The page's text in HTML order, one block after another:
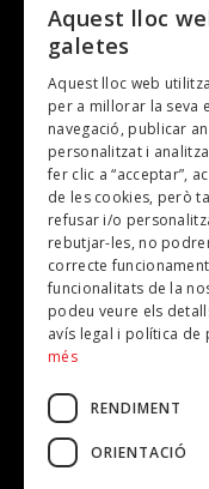
Entrevistes
Gastronomia
TV
Plans per fer
Revistes
SUBSCRIU-TE A LA
Correu electrònic*
Accepto lapolítica
Aquest lloc
galetes
Aquest lloc web
per a millorar la seva
navegació, publicar
personalitzat i
fer clic a “acceptar”,
de les cookies, però
refusar i/o
rebutjar-les, no
correcte
funcionalitats de la
podeu veure els
avís legal i política de
més
RENDIMENT
ORIENTACIÓ